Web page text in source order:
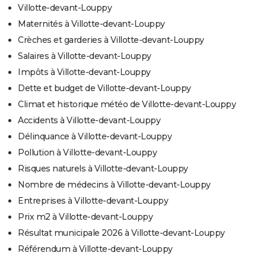
Villotte-devant-Louppy
Maternités à Villotte-devant-Louppy
Crèches et garderies à Villotte-devant-Louppy
Salaires à Villotte-devant-Louppy
Impôts à Villotte-devant-Louppy
Dette et budget de Villotte-devant-Louppy
Climat et historique météo de Villotte-devant-Louppy
Accidents à Villotte-devant-Louppy
Délinquance à Villotte-devant-Louppy
Pollution à Villotte-devant-Louppy
Risques naturels à Villotte-devant-Louppy
Nombre de médecins à Villotte-devant-Louppy
Entreprises à Villotte-devant-Louppy
Prix m2 à Villotte-devant-Louppy
Résultat municipale 2026 à Villotte-devant-Louppy
Référendum à Villotte-devant-Louppy